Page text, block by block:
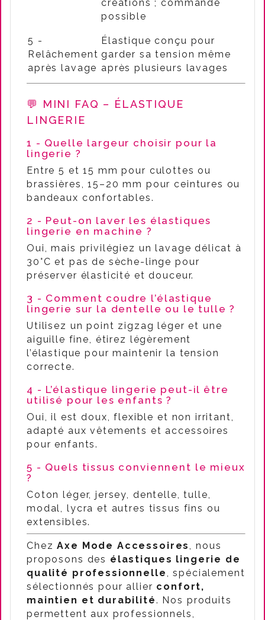
créations ; commande
possible
5 -
Relâchement
après lavage
Élastique conçu pour
garder sa tension même
après plusieurs lavages
💬 MINI FAQ – ÉLASTIQUE
LINGERIE
1 - Quelle largeur choisir pour la
lingerie ?
Entre 5 et 15 mm pour culottes ou
brassières, 15–20 mm pour ceintures ou
bandeaux confortables.
2 - Peut-on laver les élastiques
lingerie en machine ?
Oui, mais privilégiez un lavage délicat à
30°C et pas de sèche-linge pour
préserver élasticité et douceur.
3 - Comment coudre l’élastique
lingerie sur la dentelle ou le tulle ?
Utilisez un point zigzag léger et une
aiguille fine, étirez légèrement
l’élastique pour maintenir la tension
correcte.
4 - L’élastique lingerie peut-il être
utilisé pour les enfants ?
Oui, il est doux, flexible et non irritant,
adapté aux vêtements et accessoires
pour enfants.
5 - Quels tissus conviennent le mieux
?
Coton léger, jersey, dentelle, tulle,
modal, lycra et autres tissus fins ou
extensibles.
ChezAxe Mode Accessoires, nous
proposons des élastiques lingerie de
qualité professionnelle, spécialement
sélectionnés pour allier confort,
maintien et durabilité. Nos produits
permettent aux professionnels,